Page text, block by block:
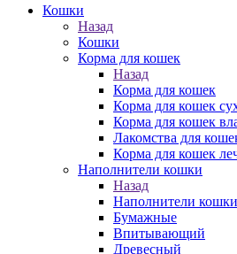
Кошки
Назад
Кошки
Корма для кошек
Назад
Корма для кошек
Корма для кошек
Корма для кошек
Лакомства для
Корма для кошек
Наполнители кошки
Назад
Наполнители кошки
Бумажные
Впитывающий
Древесный